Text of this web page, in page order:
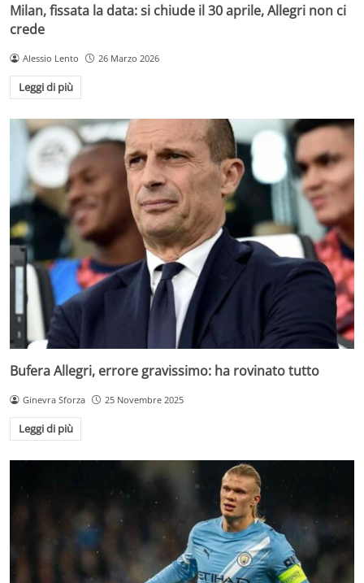
Milan, fissata la data: si chiude il 30 aprile, Allegri non ci
crede
Alessio Lento 26 Marzo 2026
Leggi di più
Bufera Allegri, errore gravissimo: ha rovinato tutto
Ginevra Sforza 25 Novembre 2025
Leggi di più